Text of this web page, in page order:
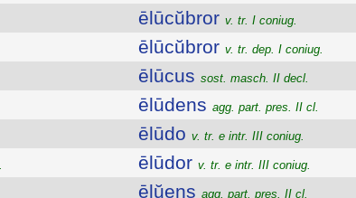
ēlūcŭbror v. tr. I coniug.
ēlūcŭbror v. tr. dep. I coniug.
ēlūcus sost. masch. II decl.
ēlūdens agg. part. pres. II cl.
ēlūdo v. tr. e intr. III coniug.
ēlūdor v. tr. e intr. III coniug.
ēlŭens agg. part. pres. II cl.